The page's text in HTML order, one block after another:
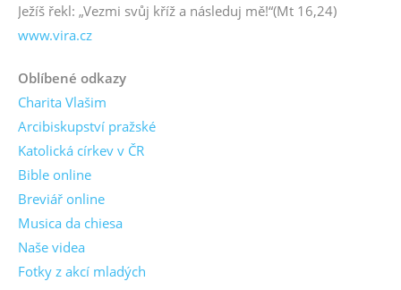
Ježíš řekl: „Vezmi svůj kříž a následuj mě!“(Mt 16,24)
www.vira.cz
Oblíbené odkazy
Charita Vlašim
Arcibiskupství pražské
Katolická církev v ČR
Bible online
Breviář online
Musica da chiesa
Naše videa
Fotky z akcí mladých